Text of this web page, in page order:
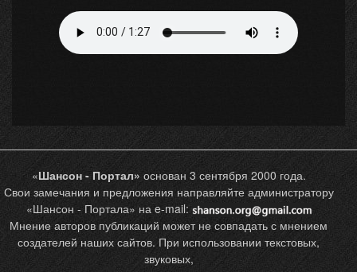
«Шансон - Портал»основан 3 сентября 2000 года.
Свои замечания и предложения направляйте администратору
«Шансон - Портала» на e-mail:
Мнение авторов публикаций может не совпадать с мнением
создателей наших сайтов. При использовании текстовых,
звуковых,